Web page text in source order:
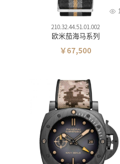
210.32.44.51.01.002
欧米茄海马系列
￥67,500